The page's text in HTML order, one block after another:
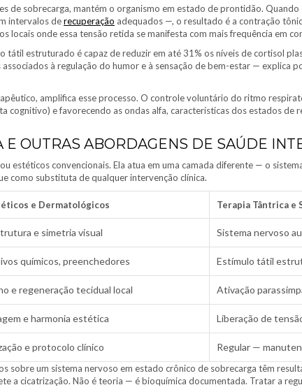
de sobrecarga, mantém o organismo em estado de prontidão.
intervalos derecuperação adequados —, o resultado é a contração
locais onde essa tensão retida se manifesta com mais frequência em
tátil estruturado é capaz de reduzir em até 31% os níveis de cortisol
à regulação do humor e à sensação de bem-estar — explica
amplifica esse processo. O controle voluntário do ritmo
cognitivo) e favorecendo as ondas alfa, características dos estados de
OUTRAS ABORDAGENS DE SAÚDE
estéticos convencionais. Ela atua em uma camada diferente — o
como substituta de qualquer intervenção clínica.
e Dermatológicos Terapia Tântrica e
e simetria visual Sistema nervoso
químicos, preenchedores Estímulo tátil
e regeneração tecidual local Ativação
e harmonia estética Liberação de
e protocolo clínico Regular —
sobre um sistema nervoso em estado crônico de sobrecarga têm
a cicatrização. Não é teoria — é bioquímica documentada. Tratar a